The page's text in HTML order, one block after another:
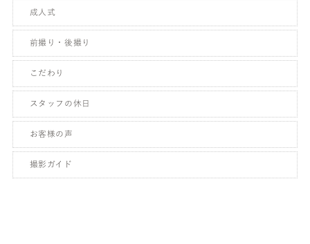
成人式
前撮り・後撮り
こだわり
スタッフの休日
お客様の声
撮影ガイド